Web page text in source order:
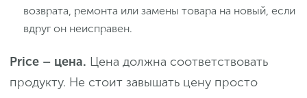
возврата, ремонта или замены товара на новый, если
вдруг он неисправен.
Price – цена. Цена должна соответствовать
продукту. Не стоит завышать цену просто